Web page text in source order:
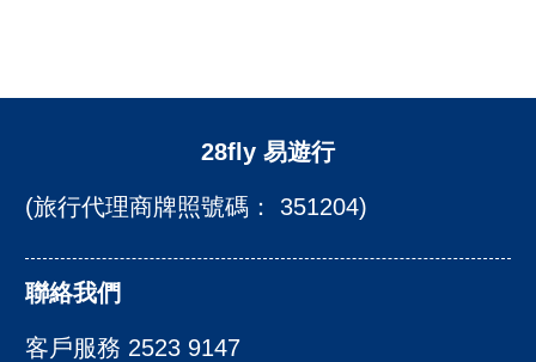
28fly 易遊行
(旅行代理商牌照號碼： 351204)
聯絡我們
客戶服務 2523 9147